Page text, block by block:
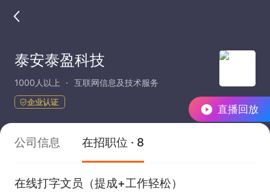
直播回放
泰安泰盈科技
1000人以上 互联网信息及技术服务
企业认证
公司信息 在招职位 · 8
在线打字文员（提成+工作轻松）